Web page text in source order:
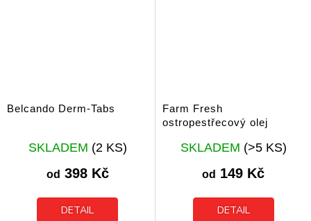
Belcando Derm-Tabs
Průměrné
hodnocení
produktu
je
z
SKLADEM (2 KS)
od 398 Kč
DETAIL
Farm Fresh
ostropestřecový olej
Průměrné
hodnocení
produktu
je
z
SKLADEM (>5 KS)
od 149 Kč
DETAIL